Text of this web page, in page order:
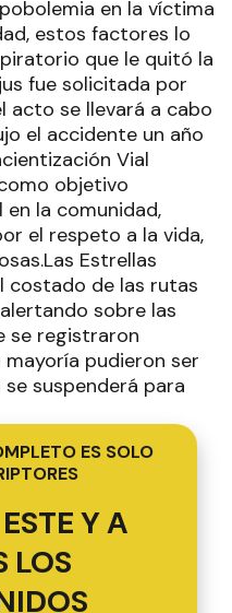
en la víctima
estos factores lo
que le quitó la
fue solicitada por
acto se llevará a cabo
el accidente un año
Vial
objetivo
la comunidad,
el respeto a la vida,
Estrellas
costado de las rutas
sobre las
se registraron
mayoría pudieron ser
suspenderá para
ES SOLO
Y A
LOS